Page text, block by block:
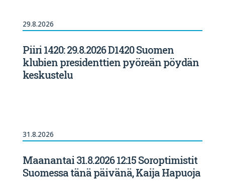
29.8.2026
Piiri 1420: 29.8.2026 D1420 Suomen
klubien presidenttien pyöreän pöydän
keskustelu
31.8.2026
Maanantai 31.8.2026 12:15 Soroptimistit
Suomessa tänä päivänä, Kaija Hapuoja